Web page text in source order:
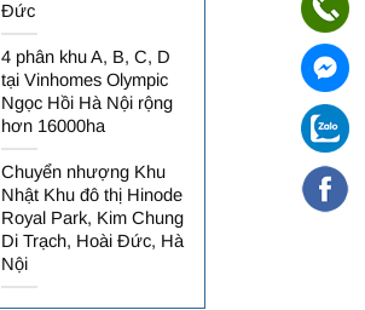
Đức
4 phân khu A, B, C, D
tại Vinhomes Olympic
Ngọc Hồi Hà Nội rộng
hơn 16000ha
Chuyển nhượng Khu
Nhật Khu đô thị Hinode
Royal Park, Kim Chung
Di Trạch, Hoài Đức, Hà
Nội